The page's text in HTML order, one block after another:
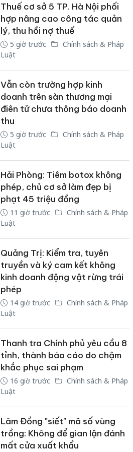
Thuế cơ sở 5 TP. Hà Nội phối
hợp nâng cao công tác quản
lý, thu hồi nợ thuế
5 giờ trước
Chính sách & Pháp
Luật
Vẫn còn trường hợp kinh
doanh trên sàn thương mại
điên tử chưa thông báo doanh
thu
5 giờ trước
Chính sách & Pháp
Luật
Hải Phòng: Tiêm botox không
phép, chủ cơ sở làm đẹp bị
phạt 45 triệu đồng
11 giờ trước
Chính sách & Pháp
Luật
Quảng Trị: Kiểm tra, tuyên
truyền và ký cam kết không
kinh doanh động vật rừng trái
phép
14 giờ trước
Chính sách & Pháp
Luật
Thanh tra Chính phủ yêu cầu 8
tỉnh, thành báo cáo do chậm
khắc phục sai phạm
16 giờ trước
Chính sách & Pháp
Luật
Lâm Đồng "siết" mã số vùng
trồng: Không để gian lận đánh
mất cửa xuất khẩu